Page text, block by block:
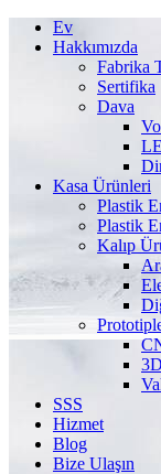
Ev
Hakkımızda
Fabrika
Sertifika
Dava
Kasa Ürünleri
Plastik
Plastik
Kalıp
SSS
Hizmet
Blog
Bize Ulaşın